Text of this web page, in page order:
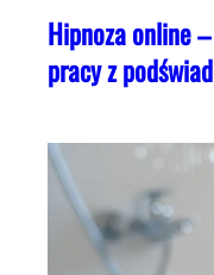
Hipnoza online
pracy z